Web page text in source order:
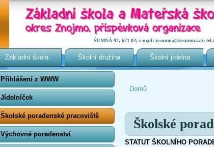
ŠUMNÁ 92, 671 02; e-mail: zssumna@zssumna.cz;
Základní škola Školní družina Školní jídelna
Přihlášení z WWW
Jídelníček
Školské poradenské pracoviště
Výchovné poradenství
Domů
Školské
STATUT ŠKOLNÍHO